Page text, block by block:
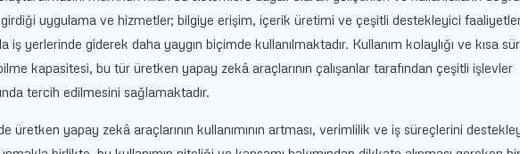
uygulama ve hizmetler; bilgiye erişim, içerik üretimi ve çeşitli destekleyici
iş yerlerinde giderek daha yaygın biçimde kullanılmaktadır. Kullanım kolaylığı ve kısa
kapasitesi, bu tür üretken yapay zekâ araçlarının çalışanlar tarafından çeşitli işlevler
tercih edilmesini sağlamaktadır.
üretken yapay zekâ araçlarının kullanımının artması, verimlilik ve iş süreçlerini